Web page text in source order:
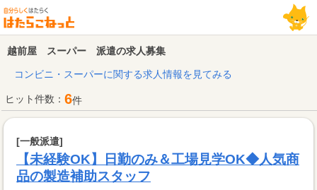
越前屋 スーパー 派遣の求人募集
コンビニ・スーパーに関する求人情報を見てみる
ヒット件数： 6件
[一般派遣]
【未経験OK】日勤のみ＆工場見学OK◆人気商
品の製造補助スタッフ